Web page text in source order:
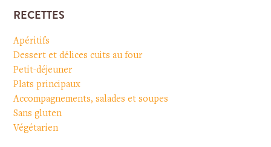
RECETTES
Apéritifs
Dessert et délices cuits au four
Petit-déjeuner
Plats principaux
Accompagnements, salades et soupes
Sans gluten
Végétarien